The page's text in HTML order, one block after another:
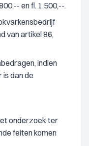
en fl. 1.500,--.
van artikel 86,
indien
dan de
onderzoek ter
feiten komen